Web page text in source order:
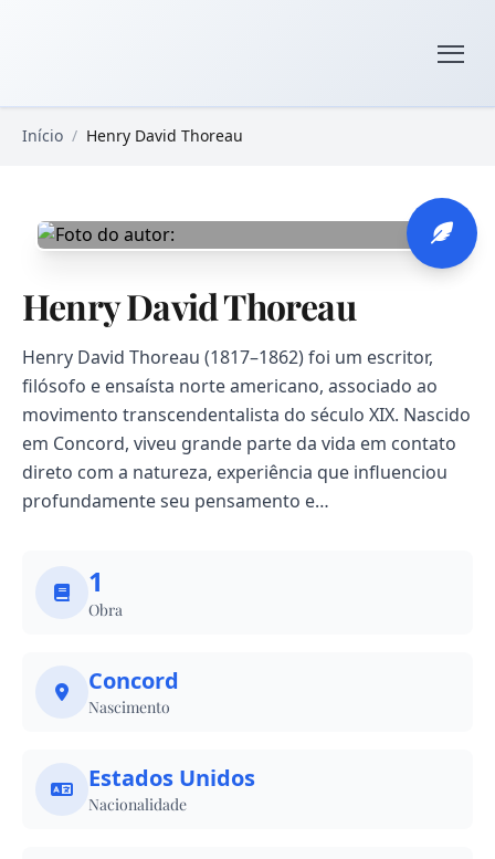
Início / Henry David Thoreau
Henry David Thoreau
Henry David Thoreau (1817–1862) foi um escritor,
filósofo e ensaísta norte americano, associado ao
movimento transcendentalista do século XIX. Nascido
em Concord, viveu grande parte da vida em contato
direto com a natureza, experiência que influenciou
profundamente seu pensamento e…
1
Obra
Concord
Nascimento
Estados Unidos
Nacionalidade